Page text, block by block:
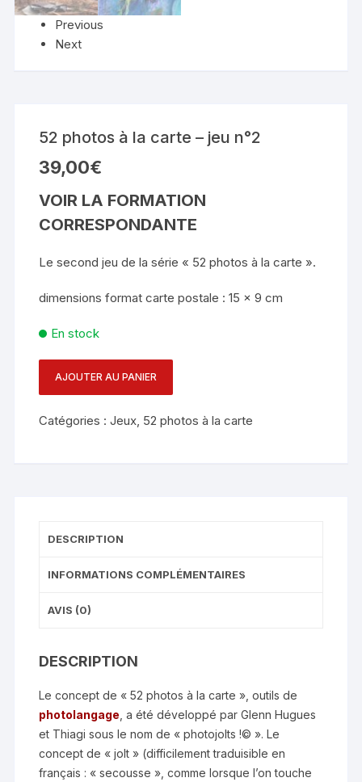
Previous
Next
52 photos à la carte – jeu n°2
39,00€
VOIR LA FORMATION
CORRESPONDANTE
Le second jeu de la série « 52 photos à la carte ».
dimensions format carte postale : 15 x 9 cm
En stock
AJOUTER AU PANIER
Catégories :Jeux, 52 photos à la carte
DESCRIPTION
INFORMATIONS COMPLÉMENTAIRES
AVIS (0)
DESCRIPTION
Le concept de « 52 photos à la carte », outils de
photolangage , a été développé par Glenn Hugues
et Thiagi sous le nom de « photojolts !© ». Le
concept de « jolt » (difficilement traduisible en
français : « secousse », comme lorsque l’on touche